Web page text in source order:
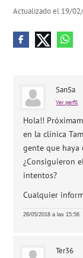
Actualizado el 19/
SanSa
Ver perfil
Hola!!
en la clínica
gente que haya
¿Consiguieron
intentos?
Cualquier
26/05/2018 a las 15:56
Ter36